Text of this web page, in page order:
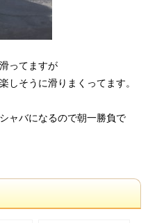
ってますが
しそうに滑りまくってます。
ャバになるので朝一勝負で